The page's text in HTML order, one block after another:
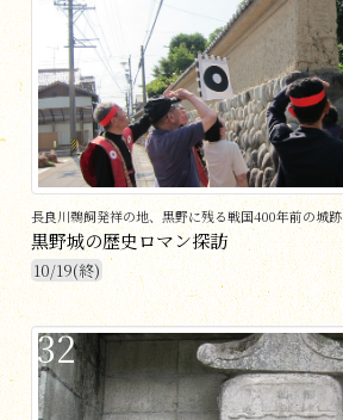
長良川鵜飼発祥の地、黒野に残る戦国400年前の城跡
黒野城の歴史ロマン探訪
10/19(終)
32